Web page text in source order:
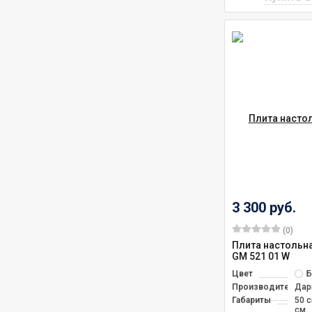
3 300 руб.
(0)
Плита
GM 521 01 W
Цвет
Производитель
Габариты
50
см